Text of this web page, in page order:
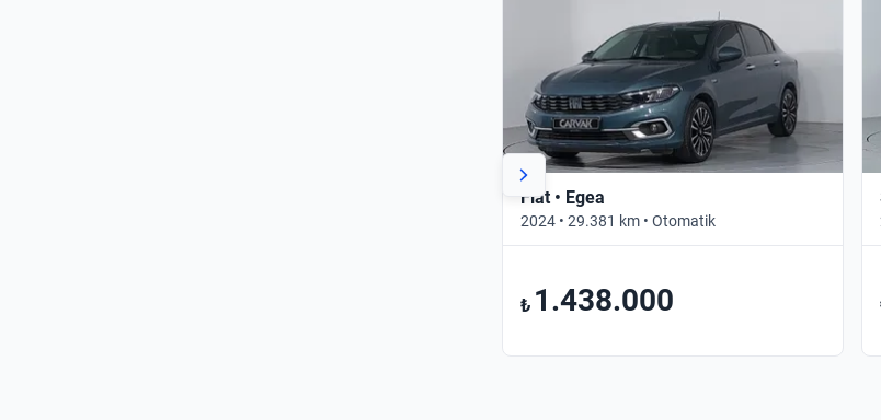
Fiat • Egea
2024 • 29.381 km • Otomatik
₺ 1.438.000